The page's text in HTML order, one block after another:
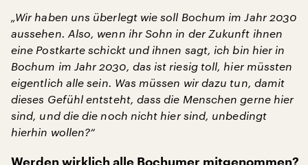
„Wir haben uns überlegt wie soll Bochum im Jahr 2030
aussehen. Also, wenn ihr Sohn in der Zukunft ihnen
eine Postkarte schickt und ihnen sagt, ich bin hier in
Bochum im Jahr 2030, das ist riesig toll, hier müssten
eigentlich alle sein. Was müssen wir dazu tun, damit
dieses Gefühl entsteht, dass die Menschen gerne hier
sind, und die die noch nicht hier sind, unbedingt
hierhin wollen?“
Werden wirklich alle Bochumer mitgenommen?